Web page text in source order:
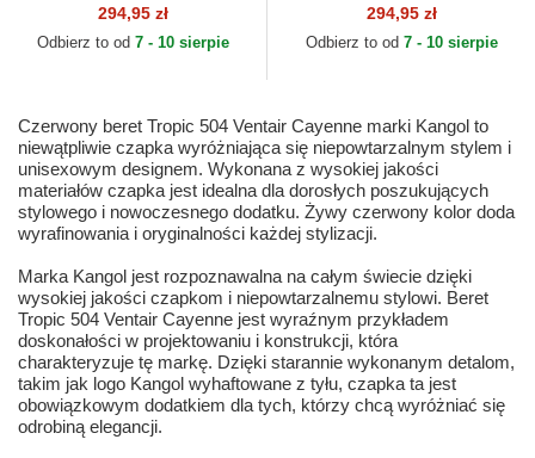
294,95 zł
Odbierz to od 7 - 10 sierpie
294,95 zł
Odbierz to od 7 - 10 sierpie
Czerwony beret Tropic 504 Ventair Cayenne marki Kangol to
niewątpliwie czapka wyróżniająca się niepowtarzalnym stylem i
unisexowym designem. Wykonana z wysokiej jakości
materiałów czapka jest idealna dla dorosłych poszukujących
stylowego i nowoczesnego dodatku. Żywy czerwony kolor doda
wyrafinowania i oryginalności każdej stylizacji.
Marka Kangol jest rozpoznawalna na całym świecie dzięki
wysokiej jakości czapkom i niepowtarzalnemu stylowi. Beret
Tropic 504 Ventair Cayenne jest wyraźnym przykładem
doskonałości w projektowaniu i konstrukcji, która
charakteryzuje tę markę. Dzięki starannie wykonanym detalom,
takim jak logo Kangol wyhaftowane z tyłu, czapka ta jest
obowiązkowym dodatkiem dla tych, którzy chcą wyróżniać się
odrobiną elegancji.